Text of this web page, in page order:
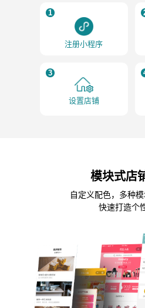
1
注册小程序
3
设置店铺
模块式店
自定义配色，多种模
快速打造个